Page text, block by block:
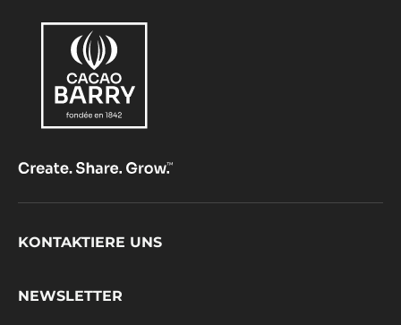
Footer
KONTAKTIERE UNS
NEWSLETTER